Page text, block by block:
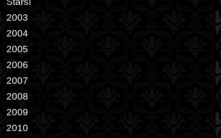
2003
2004
2005
2006
2007
2008
2009
2010